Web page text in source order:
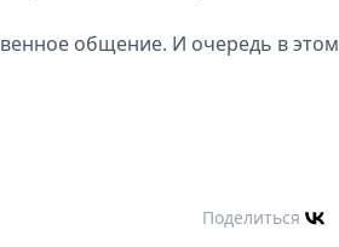
общение. И очередь в этом
Поделиться